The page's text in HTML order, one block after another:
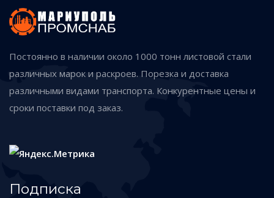
Постоянно в наличии около 1000 тонн листовой стали
различных марок и раскроев. Порезка и доставка
различными видами транспорта. Конкурентные цены и
сроки поставки под заказ.
Подписка